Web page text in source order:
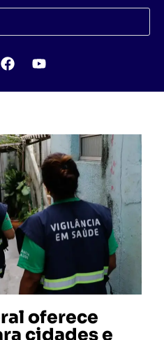
oferece
cidades e